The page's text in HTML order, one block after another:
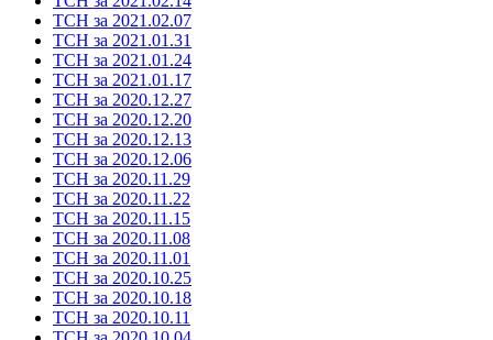
ТСН за 2021.02.07
ТСН за 2021.01.31
ТСН за 2021.01.24
ТСН за 2021.01.17
ТСН за 2020.12.27
ТСН за 2020.12.20
ТСН за 2020.12.13
ТСН за 2020.12.06
ТСН за 2020.11.29
ТСН за 2020.11.22
ТСН за 2020.11.15
ТСН за 2020.11.08
ТСН за 2020.11.01
ТСН за 2020.10.25
ТСН за 2020.10.18
ТСН за 2020.10.11